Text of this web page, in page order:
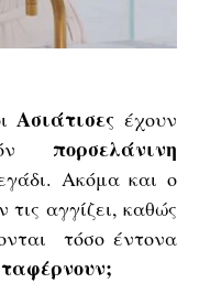
Ασιάτισες έχουν
πορσελάνινη
Ακόμα και ο
αγγίζει, καθώς
τόσο έντονα